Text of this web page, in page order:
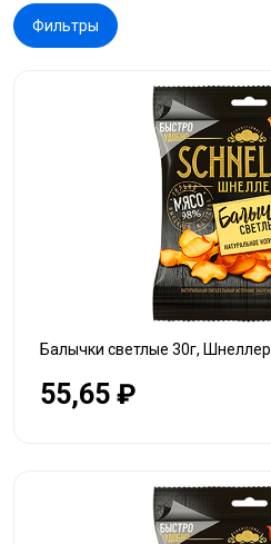
Фильтры
Балычки светлые 30г, Шнеллер
55,65 ₽